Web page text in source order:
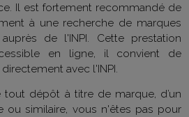
Il est fortement recommandé de
à une recherche de marques
de l'INPI. Cette prestation
en ligne, il convient de
avec l'INPI.
tout dépôt à titre de marque, d’un
ou similaire, vous n'êtes pas pour